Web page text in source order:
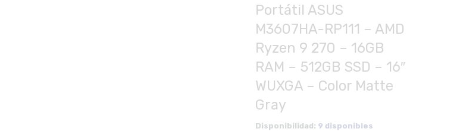
Portátil ASUS
M3607HA-RP111 – AMD
Ryzen 9 270 – 16GB
RAM – 512GB SSD – 16″
WUXGA – Color Matte
Gray
Disponibilidad: 9 disponibles